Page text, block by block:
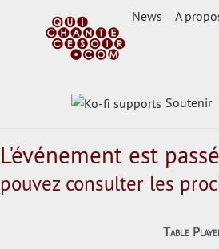
News A
Soutenir
L'événement est passé
pouvez consulter les
Table